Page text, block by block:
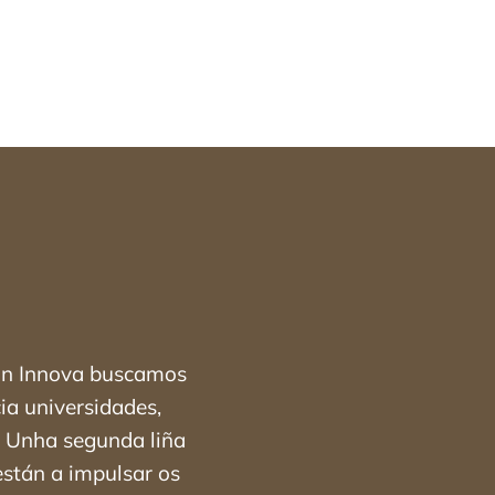
Innova buscamos
universidades,
segunda liña
a impulsar os